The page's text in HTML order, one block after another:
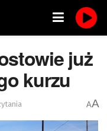
już
kurzu
AA